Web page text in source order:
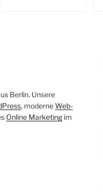
Berlin. Unsere
, moderneWeb-
Online Marketing im